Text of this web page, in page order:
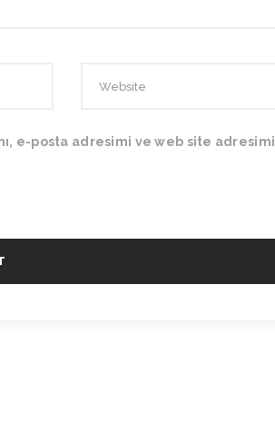
e-posta adresimi ve web site adresimi